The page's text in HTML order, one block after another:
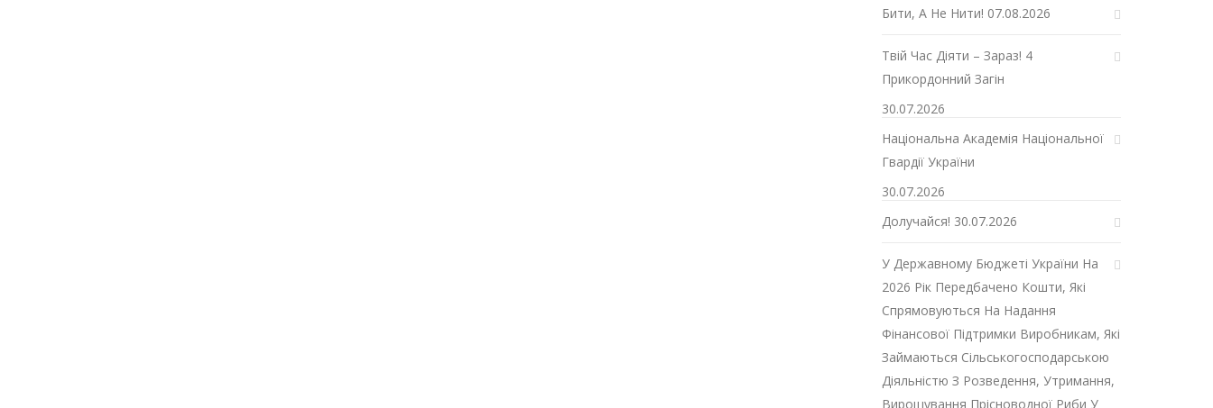
Бити, А Не Нити! 07.08.2026
Твій Час Діяти – Зараз! 4
Прикордонний Загін
30.07.2026
Національна Академія Національної
Гвардії України
30.07.2026
Долучайся! 30.07.2026
У Державному Бюджеті України На
2026 Рік Передбачено Кошти, Які
Спрямовуються На Надання
Фінансової Підтримки Виробникам, Які
Займаються Сільськогосподарською
Діяльністю З Розведення, Утримання,
Вирощування Прісноводної Риби У